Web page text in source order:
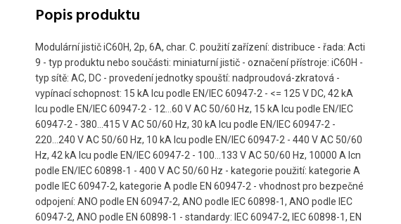
Popis produktu
Modulární jistič iC60H, 2p, 6A, char. C. použití zařízení: distribuce - řada: Acti
9 - typ produktu nebo součásti: miniaturní jistič - označení přístroje: iC60H -
typ sítě: AC, DC - provedení jednotky spouští: nadproudová-zkratová -
vypínací schopnost: 15 kA Icu podle EN/IEC 60947-2 - <= 125 V DC, 42 kA
Icu podle EN/IEC 60947-2 - 12...60 V AC 50/60 Hz, 15 kA Icu podle EN/IEC
60947-2 - 380...415 V AC 50/60 Hz, 30 kA Icu podle EN/IEC 60947-2 -
220...240 V AC 50/60 Hz, 10 kA Icu podle EN/IEC 60947-2 - 440 V AC 50/60
Hz, 42 kA Icu podle EN/IEC 60947-2 - 100...133 V AC 50/60 Hz, 10000 A Icn
podle EN/IEC 60898-1 - 400 V AC 50/60 Hz - kategorie použití: kategorie A
podle IEC 60947-2, kategorie A podle EN 60947-2 - vhodnost pro bezpečné
odpojení: ANO podle EN 60947-2, ANO podle IEC 60898-1, ANO podle IEC
60947-2, ANO podle EN 60898-1 - standardy: IEC 60947-2, IEC 60898-1, EN